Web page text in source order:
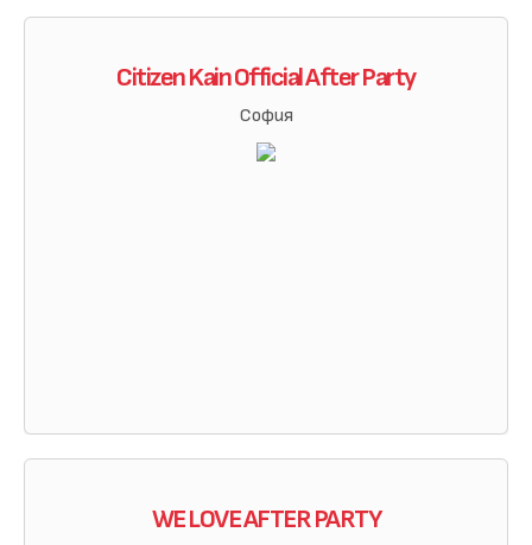
Citizen Kain Official After Party
София
WE LOVE AFTER PARTY